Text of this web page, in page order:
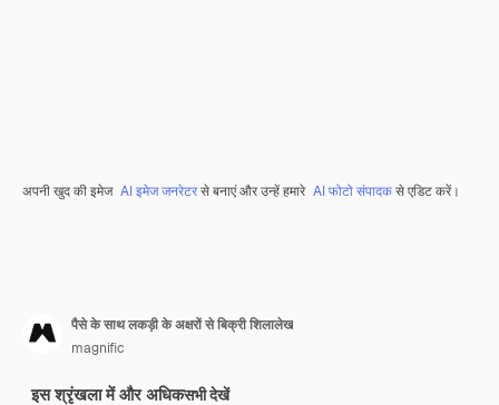
अपनी खुद की इमेज AI इमेज जनरेटरसे बनाएं और उन्हें हमारे AI फोटो संपादकसे एडिट करें।
पैसे के साथ लकड़ी के अक्षरों से बिक्री शिलालेख
magnific
इस श्रृंखला में और अधिकसभी देखें